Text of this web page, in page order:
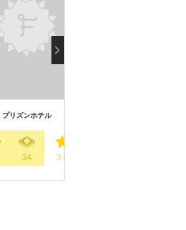
プリズンホテル
34 3.0